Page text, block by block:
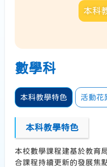
本科
數學科
本科教學特色 活動花
本科教學特色
本校數學課程建基於教育
合課程持續更新的發展焦